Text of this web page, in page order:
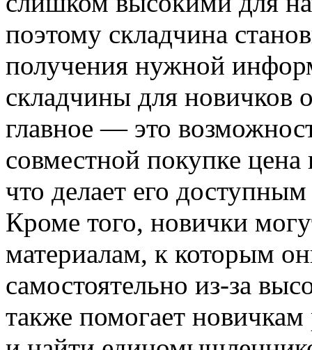
поэтому складчина
получения нужной
складчины для новичков
главное — это
совместной покупке цена
что делает его
Кроме того, новички
материалам, к которым
самостоятельно из-за
также помогает